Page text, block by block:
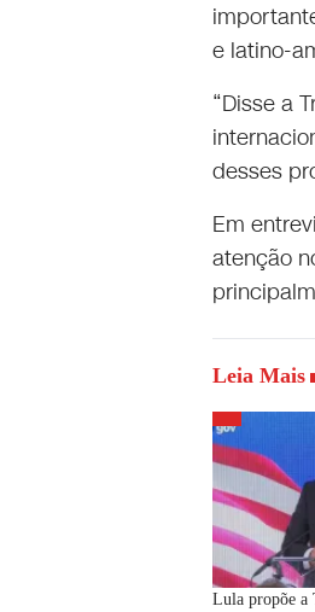
e latino-
“Disse a
desses
Em
atenção
Leia Mais
Lula propõe a